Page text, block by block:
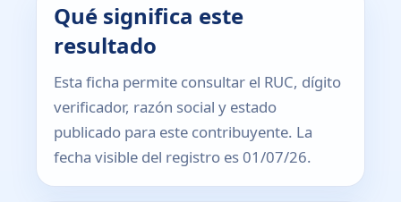
Qué significa este
resultado
Esta ficha permite consultar el RUC, dígito
verificador, razón social y estado
publicado para este contribuyente. La
fecha visible del registro es 01/07/26.